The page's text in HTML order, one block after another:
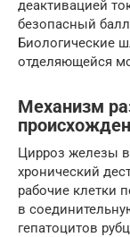
деактивацией
безопасный
Биологические
отделяющейся
Механизм
Цирроз железы
хронический
рабочие клетки
в
гепатоцитов